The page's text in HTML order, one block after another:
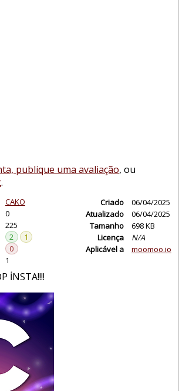
publique uma avaliação, ou
.
CAKO
0
225
2
1
0
1
Criado
06/04/2025
Atualizado
06/04/2025
Tamanho
698 KB
Licença
N/A
Aplicável a
moomoo.io
İNSTA!!!!